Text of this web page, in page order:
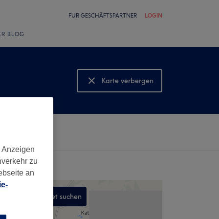
FÜR GESCHÄFTSPARTNER LOGIN
BLOG
Karte verbergen
Karte anzeigen
In diesem Gebiet suchen
zu
an